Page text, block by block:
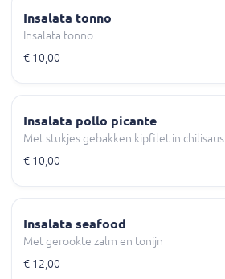
Insalata tonno
Insalata tonno
€ 10,00
Insalata pollo picante
Met stukjes gebakken kipfilet in chilisaus
€ 10,00
Insalata seafood
Met gerookte zalm en tonijn
€ 12,00